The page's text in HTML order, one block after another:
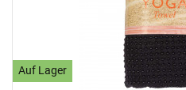
Auf Lager